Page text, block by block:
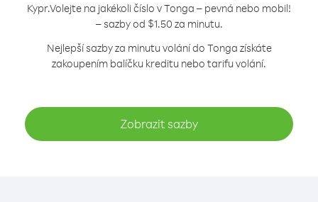
Kypr.Volejte na jakékoli číslo v Tonga – pevná nebo mobil!
– sazby od $1.50 za minutu.
Nejlepší sazby za minutu volání do Tonga získáte
zakoupením balíčku kreditu nebo tarifu volání.
Zobrazit sazby